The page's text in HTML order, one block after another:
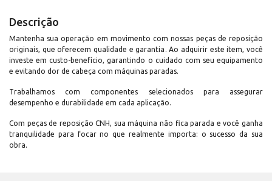
Descrição
Mantenha sua operação em movimento com nossas peças de reposição
originais, que oferecem qualidade e garantia. Ao adquirir este item, você
investe em custo-benefício, garantindo o cuidado com seu equipamento
e evitando dor de cabeça com máquinas paradas.
Trabalhamos com componentes selecionados para assegurar
desempenho e durabilidade em cada aplicação.
Com peças de reposição CNH, sua máquina não fica parada e você ganha
tranquilidade para focar no que realmente importa: o sucesso da sua
obra.